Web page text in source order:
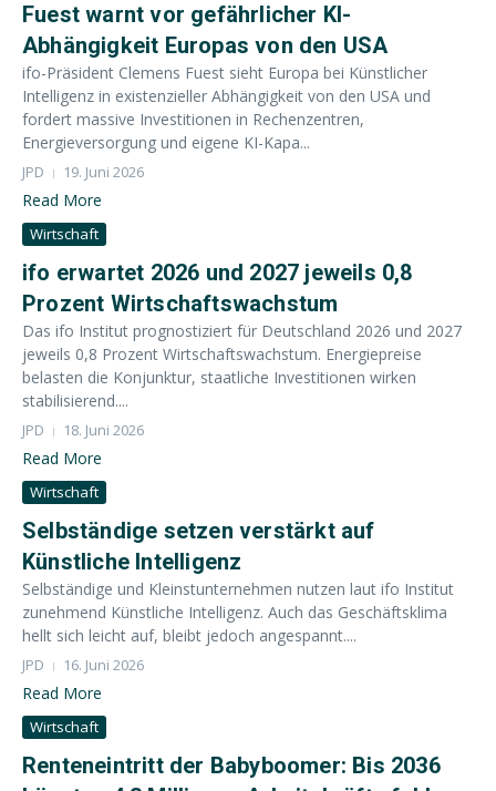
Fuest warnt vor gefährlicher KI-
Abhängigkeit Europas von den USA
ifo-Präsident Clemens Fuest sieht Europa bei Künstlicher
Intelligenz in existenzieller Abhängigkeit von den USA und
fordert massive Investitionen in Rechenzentren,
Energieversorgung und eigene KI-Kapa...
JPD 19. Juni 2026
Read More
Wirtschaft
ifo erwartet 2026 und 2027 jeweils 0,8
Prozent Wirtschaftswachstum
Das ifo Institut prognostiziert für Deutschland 2026 und 2027
jeweils 0,8 Prozent Wirtschaftswachstum. Energiepreise
belasten die Konjunktur, staatliche Investitionen wirken
stabilisierend....
JPD 18. Juni 2026
Read More
Wirtschaft
Selbständige setzen verstärkt auf
Künstliche Intelligenz
Selbständige und Kleinstunternehmen nutzen laut ifo Institut
zunehmend Künstliche Intelligenz. Auch das Geschäftsklima
hellt sich leicht auf, bleibt jedoch angespannt....
JPD 16. Juni 2026
Read More
Wirtschaft
Renteneintritt der Babyboomer: Bis 2036